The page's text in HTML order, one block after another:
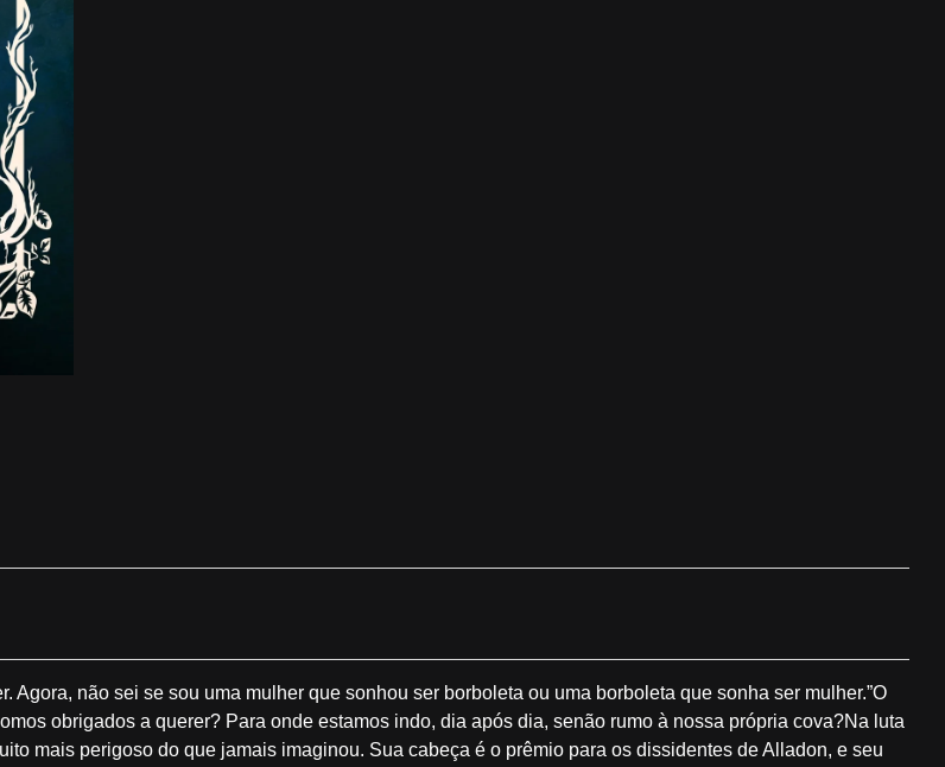
Agora, não sei se sou uma mulher que sonhou ser borboleta ou uma borboleta que sonha ser mulher.”O
obrigados a querer? Para onde estamos indo, dia após dia, senão rumo à nossa própria cova?Na luta
mais perigoso do que jamais imaginou. Sua cabeça é o prêmio para os dissidentes de Alladon, e seu